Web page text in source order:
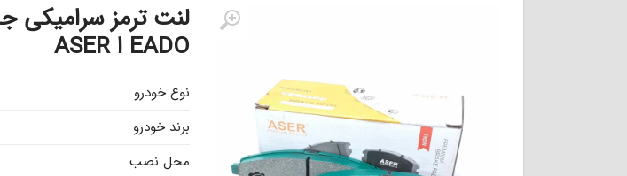
لنت ترمز سرامیکی
EADO ا ASER
نوع خودرو
برند خودرو
محل نصب